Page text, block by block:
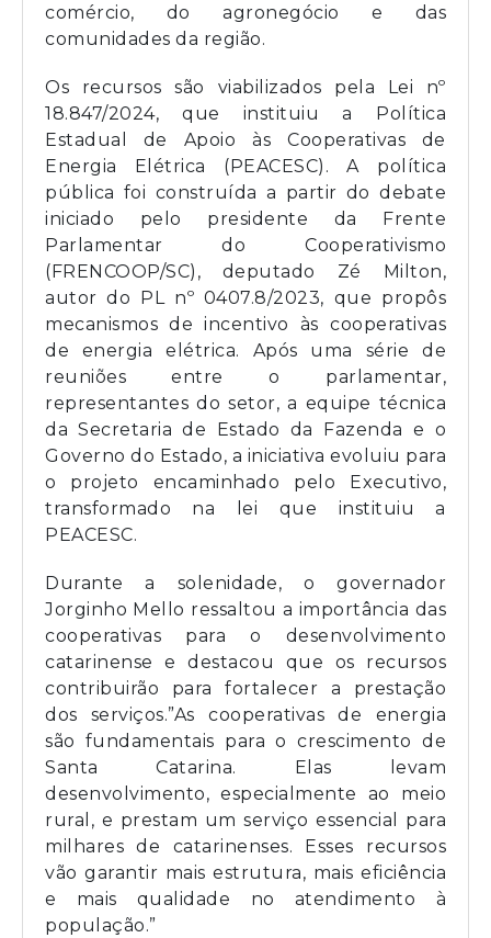
comércio, do agronegócio e das
comunidades da região.
Os recursos são viabilizados pela Lei nº
18.847/2024, que instituiu a Política
Estadual de Apoio às Cooperativas de
Energia Elétrica (PEACESC). A política
pública foi construída a partir do debate
iniciado pelo presidente da Frente
Parlamentar do Cooperativismo
(FRENCOOP/SC), deputado Zé Milton,
autor do PL nº 0407.8/2023, que propôs
mecanismos de incentivo às cooperativas
de energia elétrica. Após uma série de
reuniões entre o parlamentar,
representantes do setor, a equipe técnica
da Secretaria de Estado da Fazenda e o
Governo do Estado, a iniciativa evoluiu para
o projeto encaminhado pelo Executivo,
transformado na lei que instituiu a
PEACESC.
Durante a solenidade, o governador
Jorginho Mello ressaltou a importância das
cooperativas para o desenvolvimento
catarinense e destacou que os recursos
contribuirão para fortalecer a prestação
dos serviços.”As cooperativas de energia
são fundamentais para o crescimento de
Santa Catarina. Elas levam
desenvolvimento, especialmente ao meio
rural, e prestam um serviço essencial para
milhares de catarinenses. Esses recursos
vão garantir mais estrutura, mais eficiência
e mais qualidade no atendimento à
população.”